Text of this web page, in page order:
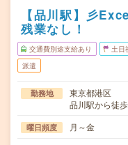
【品川駅】彡
残業なし！
交通費別途支給あり 土日
派遣
勤務地
東京都港区
品川駅から徒
曜日頻度
月～金